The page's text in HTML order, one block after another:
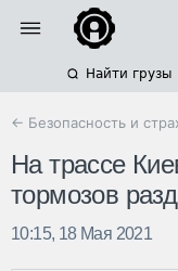
Найти грузы
← Безопасность и
На трассе
тормозов
10:15, 18 Мая 2021